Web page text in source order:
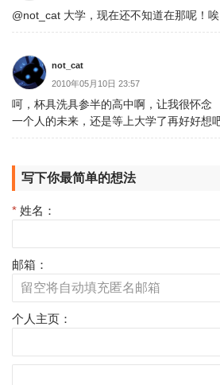
@not_cat 大学，现在还不知道在那呢！唉
not_cat
2010年05月10日 23:57
呵，杯具洗具参半的高中啊，让我很怀念
一个人的未来，还是等上大学了再好好想
写下你最简单的想法
* 姓名：
邮箱：
个人主页：